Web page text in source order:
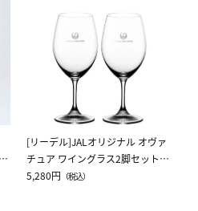
[リーデル]JALオリジナル オヴァ
チュア ワイングラス2脚セット
（レッドワイン）
5,280円 （税込）